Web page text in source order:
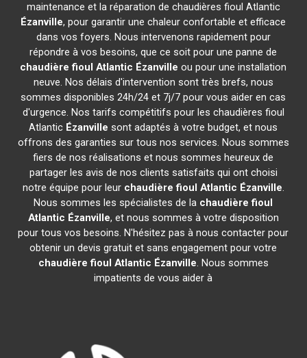
maintenance et la réparation de chaudières fioul Atlantic
Ézanville, pour garantir une chaleur confortable et efficace
dans vos foyers. Nous intervenons rapidement pour
répondre à vos besoins, que ce soit pour une panne de
chaudière fioul Atlantic Ézanville ou pour une installation
neuve. Nos délais d'intervention sont très brefs, nous
sommes disponibles 24h/24 et 7j/7 pour vous aider en cas
d'urgence. Nos tarifs compétitifs pour les chaudières fioul
Atlantic Ézanville sont adaptés à votre budget, et nous
offrons des garanties sur tous nos services. Nous sommes
fiers de nos réalisations et nous sommes heureux de
partager les avis de nos clients satisfaits qui ont choisi
notre équipe pour leur chaudière fioul Atlantic Ézanville.
Nous sommes les spécialistes de la chaudière fioul
Atlantic Ézanville, et nous sommes à votre disposition
pour tous vos besoins. N'hésitez pas à nous contacter pour
obtenir un devis gratuit et sans engagement pour votre
chaudière fioul Atlantic Ézanville. Nous sommes
impatients de vous aider à